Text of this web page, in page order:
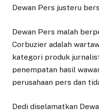
Dewan Pers justeru
Dewan Pers malah
Corbuzier adalah
kategori produk
penempatan hasil
perusahaan pers dan
Dedi diselamatkan